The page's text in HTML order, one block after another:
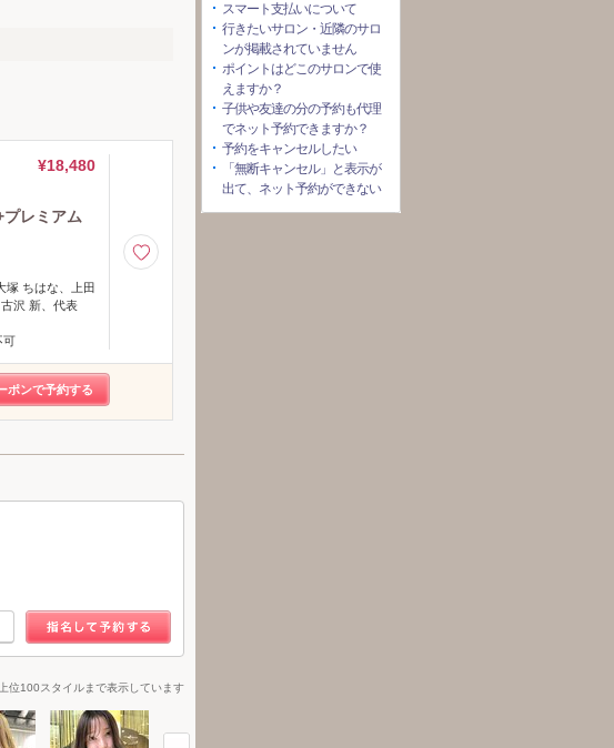
¥18,480
プレミアム
塚 ちはな、上田
沢 新、代表
可
ポンで予約する
上位100スタイルまで表示しています
スマート支払いについて
行きたいサロン・近隣のサロ
ンが掲載されていません
ポイントはどこのサロンで使
えますか？
子供や友達の分の予約も代理
でネット予約できますか？
予約をキャンセルしたい
「無断キャンセル」と表示が
出て、ネット予約ができない